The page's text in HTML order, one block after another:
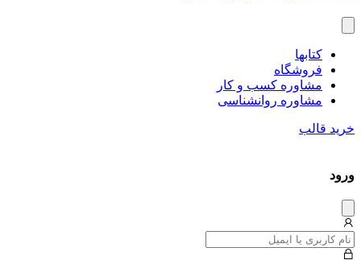
کتاب‎ها
فروشگاه
مشاوره کسب و کار
مشاوره روان‎شناسی
خرید قالب
ورود
میس